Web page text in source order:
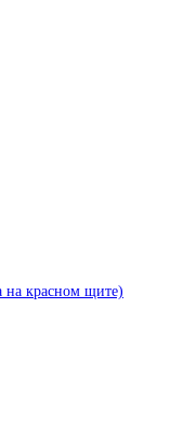
на красном щите)